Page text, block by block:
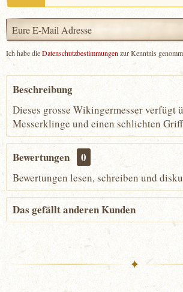
Ich habe dieDatenschutzbestimmungen zur Kenntnis
Beschreibung
Dieses grosse Wikingermesser verfügt
Messerklinge und einen schlichten
Bewertungen 0
Bewertungen lesen, schreiben und
Das gefällt anderen Kunden
✦